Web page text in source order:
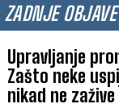
ZADNJE OBJAVE
Upravljanje
Zašto neke
nikad ne zažive